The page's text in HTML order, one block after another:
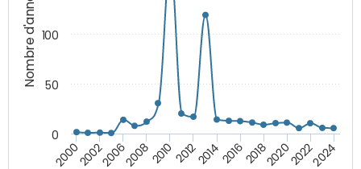
Nombre d'années
20002002200620082010 2012201420162018202020222024
0
50
100